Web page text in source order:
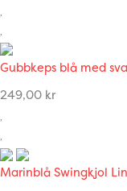
Gubbkeps blå med
249,00 kr
Marinblå Swingkjol